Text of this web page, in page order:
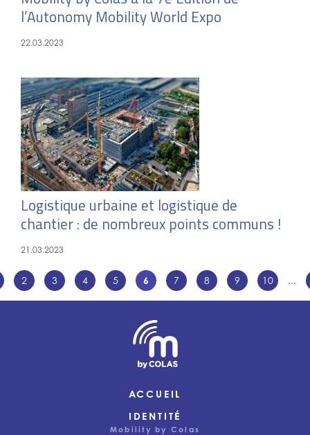
l’Autonomy Mobility World Expo
22.03.2023
Logistique urbaine et logistique de
chantier : de nombreux points communs !
21.03.2023
2 3 4 5 6 7 8 9 10 ...
ACCUEIL
IDENTITÉ
Mobility by Colas